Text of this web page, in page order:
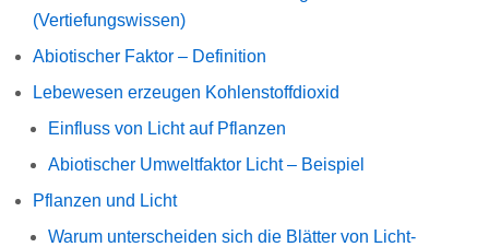
(Vertiefungswissen)
Abiotischer Faktor – Definition
Lebewesen erzeugen Kohlenstoffdioxid
Einfluss von Licht auf Pflanzen
Abiotischer Umweltfaktor Licht – Beispiel
Pflanzen und Licht
Warum unterscheiden sich die Blätter von Licht-